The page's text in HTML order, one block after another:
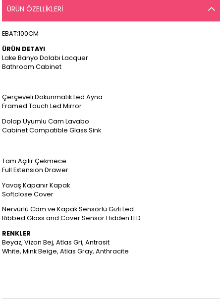
ÜRÜN ÖZELLIKLERI
EBAT;100CM
ÜRÜN DETAYI
Lake Banyo Dolabı Lacquer
Bathroom Cabinet
Çerçeveli Dokunmatik Led Ayna
Framed Touch Led Mirror
Dolap Uyumlu Cam Lavabo
Cabinet Compatible Glass Sink
Tam Açılır Çekmece
Full Extension Drawer
Yavaş Kapanır Kapak
Softclose Cover
Nervürlü Cam ve Kapak Sensörlü Gizli Led
Ribbed Glass and Cover Sensor Hidden LED
RENKLER
Beyaz, Vizon Bej, Atlas Gri, Antrasit
White, Mink Beige, Atlas Gray, Anthracite